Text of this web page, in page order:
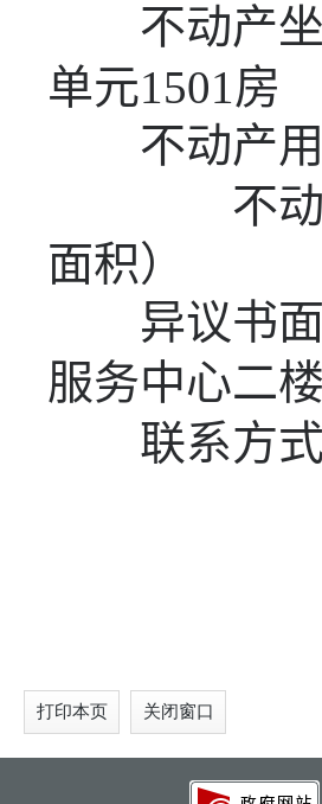
不动产
单元1501房
不动产用
不动
面积）
异议书面
服务中心二
联系方式
打印本页 关闭窗口